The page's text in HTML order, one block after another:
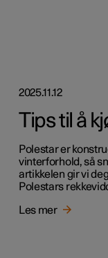
2025.11.12
Tips til å
Polestar er
vinterforhold, så
artikkelen gir vi
Polestars
Les mer